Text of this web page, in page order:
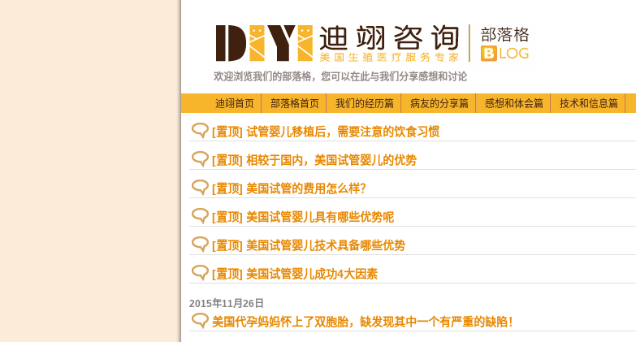
欢迎浏览我们的部落格，您可以在此与我们分享感想和讨论
迪翊首页 部落格首页 我们的经历篇 病友的分享篇 感想和体会篇 技术和信息篇
[置顶] 试管婴儿移植后，需要注意的饮食习惯
[置顶] 相较于国内，美国试管婴儿的优势
[置顶] 美国试管的费用怎么样？
[置顶] 美国试管婴儿具有哪些优势呢
[置顶] 美国试管婴儿技术具备哪些优势
[置顶] 美国试管婴儿成功4大因素
2015年11月26日
美国代孕妈妈怀上了双胞胎，缺发现其中一个有严重的缺陷！